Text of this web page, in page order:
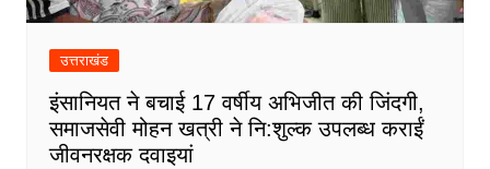
उत्तराखंड
इंसानियत ने बचाई 17 वर्षीय अभिजीत की जिंदगी,
समाजसेवी मोहन खत्री ने नि:शुल्क उपलब्ध कराईं
जीवनरक्षक दवाइयां